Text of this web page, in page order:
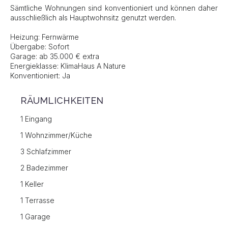
Sämtliche Wohnungen sind konventioniert und können daher
ausschließlich als Hauptwohnsitz genutzt werden.
Heizung: Fernwärme
Übergabe: Sofort
Garage: ab 35.000 € extra
Energieklasse: KlimaHaus A Nature
Konventioniert: Ja
RÄUMLICHKEITEN
1 Eingang
1 Wohnzimmer/Küche
3 Schlafzimmer
2 Badezimmer
1 Keller
1 Terrasse
1 Garage